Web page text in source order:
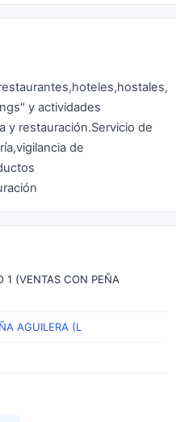
y actividades
y restauración.Servicio de
de
1 (VENTAS CON PEÑA
AGUILERA (L